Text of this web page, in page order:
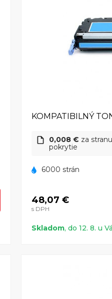
KOMPATIBILNÝ
0,008 € za
pokrytie
6000 strán
48,07 €
s DPH
Skladom, do 12. 8. u